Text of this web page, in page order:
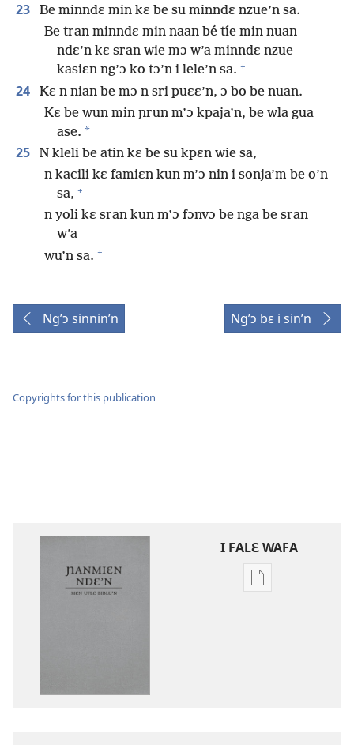
23
Be minndɛ min kɛ be su minndɛ nzue’n sa.
Be tran minndɛ min naan bé tíe min nuan
ndɛ’n kɛ sran wie mɔ w’a minndɛ nzue
kasiɛn ng’ɔ ko tɔ’n i lele’n sa. +
24
Kɛ n nian be mɔ n sri puɛɛ’n, ɔ bo be nuan.
Kɛ be wun min ɲrun m’ɔ kpaja’n, be wla gua
ase. *
25
N kleli be atin kɛ be su kpɛn wie sa,
n kacili kɛ famiɛn kun m’ɔ nin i sonja’m be o’n
sa, +
n yoli kɛ sran kun m’ɔ fɔnvɔ be nga be sran
w’a
wu’n sa. +
Ng’ɔ sinnin’n Ng’ɔ bɛ i sin’n
Copyrights for this publication
I FALƐ WAFA
Nga